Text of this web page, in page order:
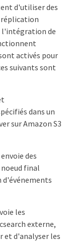
d'utiliser des
l'intégration de
activés pour
suivants sont
dans un
sur Amazon S3
des
noeud final
d'événements
les
externe,
et d'analyser les